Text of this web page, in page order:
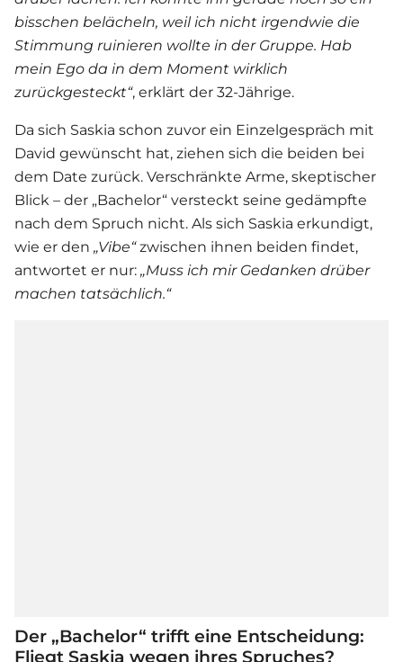
bisschen belächeln, weil ich nicht irgendwie die
Stimmung ruinieren wollte in der Gruppe. Hab
mein Ego da in dem Moment wirklich
zurückgesteckt“, erklärt der 32-Jährige.
Da sich Saskia schon zuvor ein Einzelgespräch mit
David gewünscht hat, ziehen sich die beiden bei
dem Date zurück. Verschränkte Arme, skeptischer
Blick – der „Bachelor“ versteckt seine gedämpfte
nach dem Spruch nicht. Als sich Saskia erkundigt,
wie er den „Vibe“zwischen ihnen beiden findet,
antwortet er nur: „Muss ich mir Gedanken drüber
machen tatsächlich.“
Der „Bachelor“ trifft eine Entscheidung:
Fliegt Saskia wegen ihres Spruches?